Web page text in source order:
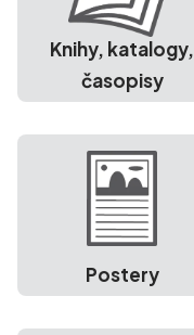
Knihy, katalogy,
časopisy
Postery